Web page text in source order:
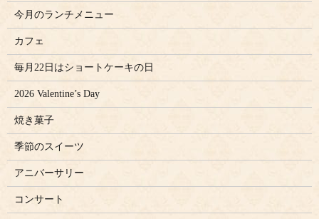
今月のランチメニュー
カフェ
毎月22日はショートケーキの日
2026 Valentine’s Day
焼き菓子
季節のスイーツ
アニバーサリー
コンサート